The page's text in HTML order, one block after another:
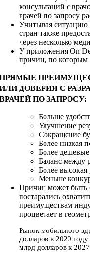
консультаций с
врачей по запросу
Учитывая ситуацию
стран также
через несколько
У приложения On
причин, по которым
ПРЯМЫЕ
ИЛИ ДОВЕРИЯ С
ВРАЧЕЙ ПО ЗАПРОСУ:
Больше
Улучшение
Сокращение
Более низкая
Более дешевые
Баланс между
Более высокая
Меньше
Причин может быть
постарались
преимуществам
процветает в
Рынок мобильного
долларов в 2020
млрд долларов к 2027